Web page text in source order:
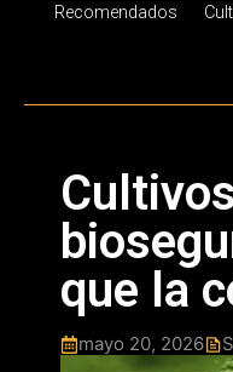
Recomendados
que la
mayo 20, 2026